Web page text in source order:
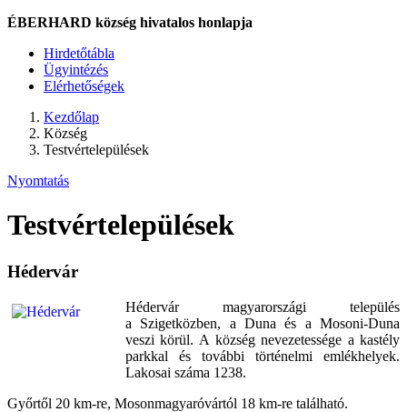
ÉBERHARD község hivatalos honlapja
Hirdetőtábla
Ügyintézés
Elérhetőségek
Kezdőlap
Község
Testvértelepülések
Nyomtatás
Testvértelepülések
Hédervár
Hédervár magyarországi település
a Szigetközben, a Duna és a Mosoni-Duna
veszi körül. A község nevezetessége a kastély
parkkal és további történelmi emlékhelyek.
Lakosai száma 1238.
Győrtől 20 km-re, Mosonmagyaróvártól 18 km-re található.